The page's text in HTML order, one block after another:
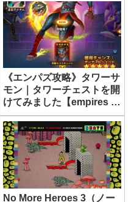
《エンパズ攻略》タワーサ
モン｜タワーチェストを開
けてみました【empires &
puzzles】
No More Heroes 3（ノー